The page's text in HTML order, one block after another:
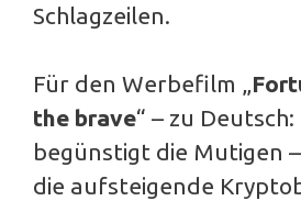
Schlagzeilen.
Für den Werbefilm „
the brave“ – zu Deutsch:
begünstigt die Mutigen
die aufsteigende